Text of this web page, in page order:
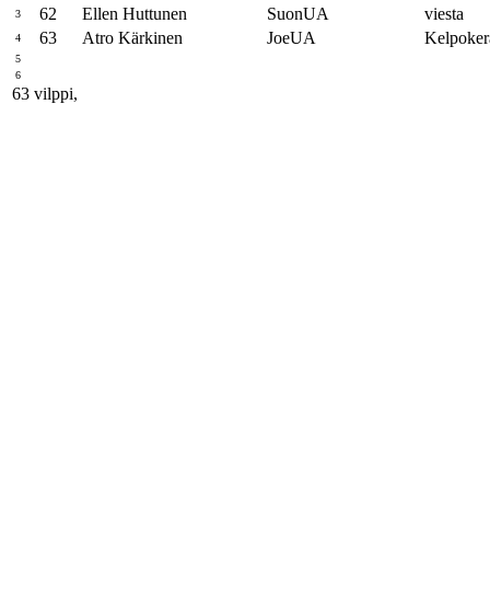
3 62 Ellen Huttunen SuonUA viesta
4 63 Atro Kärkinen JoeUA
5
6
63 vilppi,